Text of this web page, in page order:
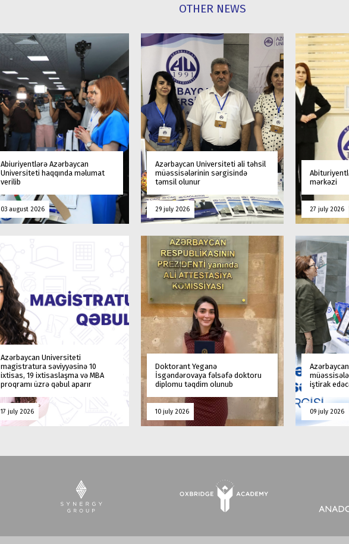
OTHER NEWS
Abiuriyentlərə Azərbaycan
Universiteti haqqında məlumat
verilib
03 august 2026
Azərbaycan Universiteti ali təhsil
müəssisələrinin sərgisində
təmsil olunur
29 july 2026
mərkəzi
27 july 2026
Azərbaycan Universiteti
magistratura səviyyəsinə 10
ixtisas, 19 ixtisaslaşma və MBA
proqramı üzrə qəbul aparır
17 july 2026
Doktorant Yeganə
İsgəndərovaya fəlsəfə doktoru
diplomu təqdim olunub
10 july 2026
iştirak
09 july 2026